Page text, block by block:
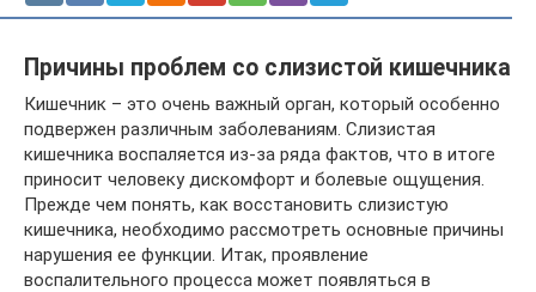
Причины проблем со слизистой кишечника
Кишечник – это очень важный орган, который особенно
подвержен различным заболеваниям. Слизистая
кишечника воспаляется из-за ряда фактов, что в итоге
приносит человеку дискомфорт и болевые ощущения.
Прежде чем понять, как восстановить слизистую
кишечника, необходимо рассмотреть основные причины
нарушения ее функции. Итак, проявление
воспалительного процесса может появляться в